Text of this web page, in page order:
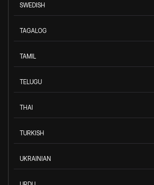
SWEDISH
TAGALOG
TAMIL
TELUGU
THAI
TURKISH
UKRAINIAN